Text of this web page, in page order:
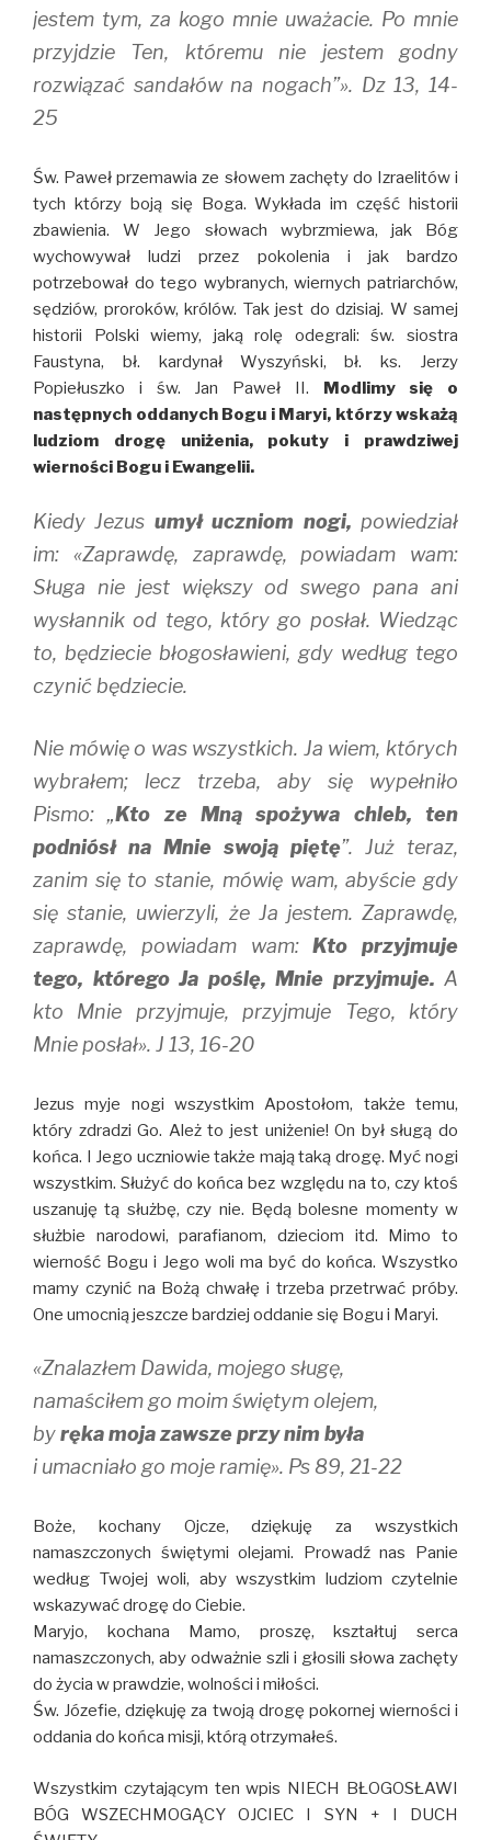
jestem tym, za kogo mnie uważacie. Po mnie
przyjdzie Ten, któremu nie jestem godny
rozwiązać sandałów na nogach”». Dz 13, 14-
25
Św. Paweł przemawia ze słowem zachęty do Izraelitów i
tych którzy boją się Boga. Wykłada im część historii
zbawienia. W Jego słowach wybrzmiewa, jak Bóg
wychowywał ludzi przez pokolenia i jak bardzo
potrzebował do tego wybranych, wiernych patriarchów,
sędziów, proroków, królów. Tak jest do dzisiaj. W samej
historii Polski wiemy, jaką rolę odegrali: św. siostra
Faustyna, bł. kardynał Wyszyński, bł. ks. Jerzy
Popiełuszko i św. Jan Paweł II. Modlimy się o
następnych oddanych Bogu i Maryi, którzy wskażą
ludziom drogę uniżenia, pokuty i prawdziwej
wierności Bogu i Ewangelii.
Kiedy Jezus umył uczniom nogi, powiedział
im: «Zaprawdę, zaprawdę, powiadam wam:
Sługa nie jest większy od swego pana ani
wysłannik od tego, który go posłał. Wiedząc
to, będziecie błogosławieni, gdy według tego
czynić będziecie.
Nie mówię o was wszystkich. Ja wiem, których
wybrałem; lecz trzeba, aby się wypełniło
Pismo: „Kto ze Mną spożywa chleb, ten
podniósł na Mnie swoją piętę”. Już teraz,
zanim się to stanie, mówię wam, abyście gdy
się stanie, uwierzyli, że Ja jestem. Zaprawdę,
zaprawdę, powiadam wam:Kto przyjmuje
tego, którego Ja poślę, Mnie przyjmuje. A
kto Mnie przyjmuje, przyjmuje Tego, który
Mnie posłał». J 13, 16-20
Jezus myje nogi wszystkim Apostołom, także temu,
który zdradzi Go. Ależ to jest uniżenie! On był sługą do
końca. I Jego uczniowie także mają taką drogę. Myć nogi
wszystkim. Służyć do końca bez względu na to, czy ktoś
uszanuję tą służbę, czy nie. Będą bolesne momenty w
służbie narodowi, parafianom, dzieciom itd. Mimo to
wierność Bogu i Jego woli ma być do końca. Wszystko
mamy czynić na Bożą chwałę i trzeba przetrwać próby.
One umocnią jeszcze bardziej oddanie się Bogu i Maryi.
«Znalazłem Dawida, mojego sługę,
namaściłem go moim świętym olejem,
byręka moja zawsze przy nim była
i umacniało go moje ramię». Ps 89, 21-22
Boże, kochany Ojcze, dziękuję za wszystkich
namaszczonych świętymi olejami. Prowadź nas Panie
według Twojej woli, aby wszystkim ludziom czytelnie
wskazywać drogę do Ciebie.
Maryjo, kochana Mamo, proszę, kształtuj serca
namaszczonych, aby odważnie szli i głosili słowa zachęty
do życia w prawdzie, wolności i miłości.
Św. Józefie, dziękuję za twoją drogę pokornej wierności i
oddania do końca misji, którą otrzymałeś.
Wszystkim czytającym ten wpis NIECH BŁOGOSŁAWI
BÓG WSZECHMOGĄCY OJCIEC I SYN + I DUCH